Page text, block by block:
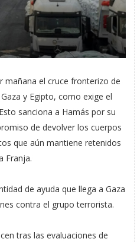
mañana el cruce fronterizo de
y Egipto, como exige el
sanciona a Hamás por su
de devolver los cuerpos
que aún mantiene retenidos
Franja.
de ayuda que llega a Gaza
contra el grupo terrorista.
tras las evaluaciones de